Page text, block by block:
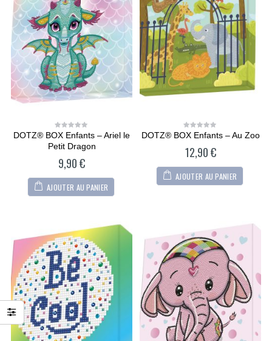
0
out
of
DOTZ® BOX Enfants – Ariel le
Petit Dragon
9,90€
AJOUTER AU PANIER
0
of
DOTZ® BOX Enfants – Au Zoo
12,90€
AJOUTER AU PANIER
CARTONIC® -
Modèle Chien
Maltipoo
0
out
36,90€
CARTONIC® -
Modèle Chien
Maltipoo
0
out
36,90€